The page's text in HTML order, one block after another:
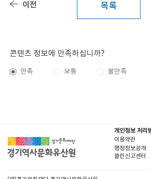
이전 목록
콘텐츠 정보에 만족하십니까?
만족 보통 불만족
개인정보 처리
이용약관
행정정보공개
클린신고센터